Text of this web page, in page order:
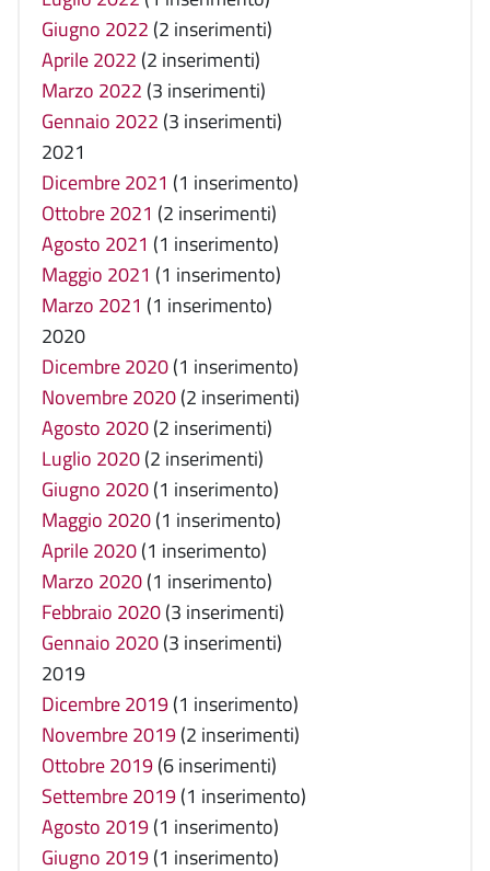
Giugno 2022 (2 inserimenti)
Aprile 2022 (2 inserimenti)
Marzo 2022 (3 inserimenti)
Gennaio 2022 (3 inserimenti)
2021
Dicembre 2021 (1 inserimento)
Ottobre 2021 (2 inserimenti)
Agosto 2021 (1 inserimento)
Maggio 2021 (1 inserimento)
Marzo 2021 (1 inserimento)
2020
Dicembre 2020(1 inserimento)
Novembre 2020(2 inserimenti)
Agosto 2020(2 inserimenti)
Luglio 2020(2 inserimenti)
Giugno 2020(1 inserimento)
Maggio 2020(1 inserimento)
Aprile 2020(1 inserimento)
Marzo 2020(1 inserimento)
Febbraio 2020(3 inserimenti)
Gennaio 2020(3 inserimenti)
2019
Dicembre 2019(1 inserimento)
Novembre 2019(2 inserimenti)
Ottobre 2019(6 inserimenti)
Settembre 2019(1 inserimento)
Agosto 2019(1 inserimento)
Giugno 2019(1 inserimento)